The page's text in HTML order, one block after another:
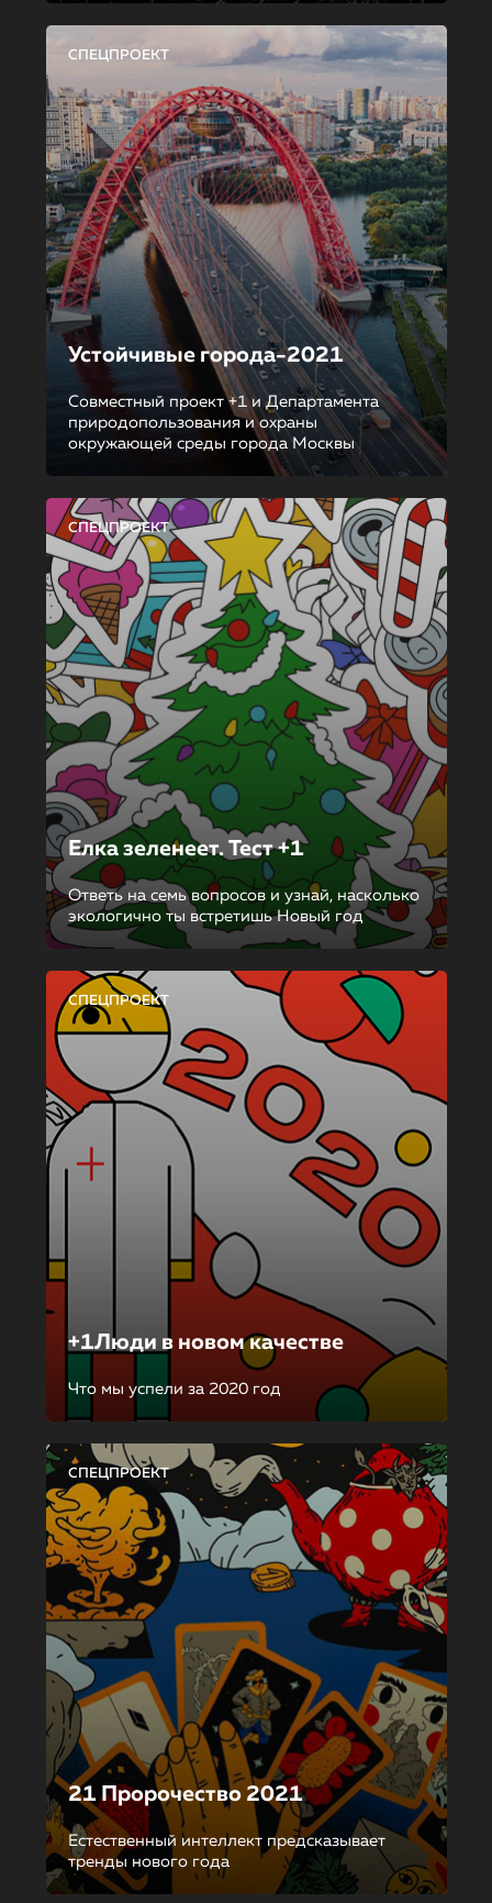
СПЕЦПРОЕКТ
Устойчивые города-2021
Совместный проект +1 и Департамента
природопользования и охраны
окружающей среды города Москвы
СПЕЦПРОЕКТ
Елка зеленеет. Тест +1
Ответь на семь вопросов и узнай, насколько
экологично ты встретишь Новый год
СПЕЦПРОЕКТ
+1Люди в новом качестве
Что мы успели за 2020 год
СПЕЦПРОЕКТ
21 Пророчество 2021
Естественный интеллект предсказывает
тренды нового года